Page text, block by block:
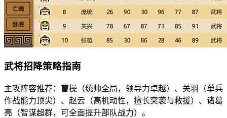
武将招降策略指南
主攻阵容推荐：曹操（统帅全局，领导力卓越）、关羽（单兵
作战能力顶尖）、赵云（高机动性，擅长突袭与救援）、诸葛
亮（智谋超群，可全面提升部队战力）。